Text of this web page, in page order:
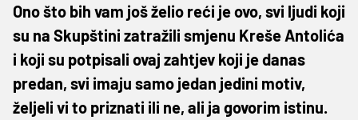
Ono što bih vam još želio reći je ovo, svi ljudi koji
su na Skupštini zatražili smjenu Kreše Antolića
i koji su potpisali ovaj zahtjev koji je danas
predan, svi imaju samo jedan jedini motiv,
željeli vi to priznati ili ne, ali ja govorim istinu.